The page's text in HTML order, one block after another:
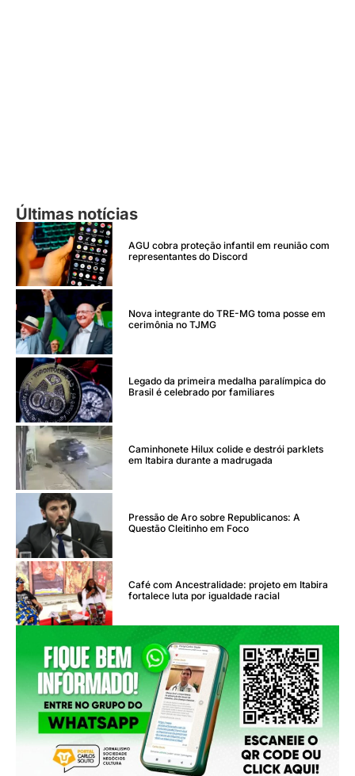
Últimas notícias
AGU cobra proteção infantil em reunião com
representantes do Discord
Nova integrante do TRE-MG toma posse em
cerimônia no TJMG
Legado da primeira medalha paralímpica do
Brasil é celebrado por familiares
Caminhonete Hilux colide e destrói parklets
em Itabira durante a madrugada
Pressão de Aro sobre Republicanos: A
Questão Cleitinho em Foco
Café com Ancestralidade: projeto em Itabira
fortalece luta por igualdade racial